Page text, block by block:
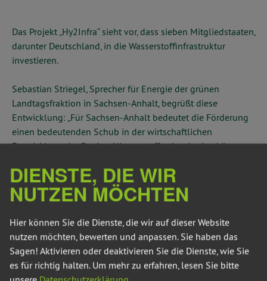
Das Projekt „Hy2Infra“ sieht vor, dass sieben Mitgliedstaaten,
darunter Deutschland, in die Wasserstoffinfrastruktur
investieren.
Sebastian Striegel, Sprecher für Energie der grünen
Landtagsfraktion in Sachsen-Anhalt, begrüßt diese
Entwicklung: „Für Sachsen-Anhalt bedeutet die Förderung
einen bedeutenden Schub in der wirtschaftlichen
Entwicklung der Region. Wasserstofftechnologien können
klimafreundliche Energiewirtschaft werden. Diese Projekte
sind ein wichtiger Katalysator für unseren Strukturwandel,
nicht nur die lokale Wirtschaft wird gestärkt, sondern auch
zahlreiche Arbeitsplätze geschaffen und erhalten. Der
nächste Schritt ist es nun, unsere Kohlereviere weiter zu
integrieren und H2-ready Gaskraftwerke auf den Weg zu
bringen.“
DIENSTE, DIE WIR
NUTZEN MÖCHTEN
Hier können Sie die Dienste, die wir auf dieser Website
nutzen möchten, bewerten und anpassen. Sie haben das
Sagen! Aktivieren oder deaktivieren Sie die Dienste, wie Sie
es für richtig halten. Um mehr zu erfahren, lesen Sie bitte